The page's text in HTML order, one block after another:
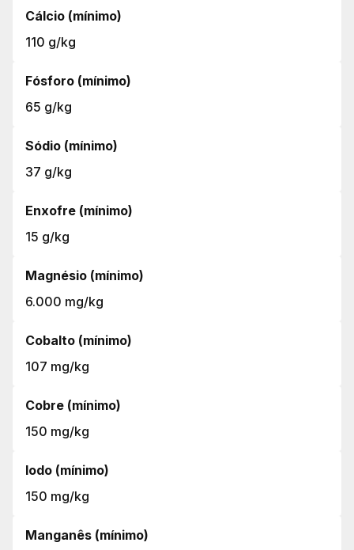
Cálcio (mínimo)
110 g/kg
Fósforo (mínimo)
65 g/kg
Sódio (mínimo)
37 g/kg
Enxofre (mínimo)
15 g/kg
Magnésio (mínimo)
6.000 mg/kg
Cobalto (mínimo)
107 mg/kg
Cobre (mínimo)
150 mg/kg
Iodo (mínimo)
150 mg/kg
Manganês (mínimo)